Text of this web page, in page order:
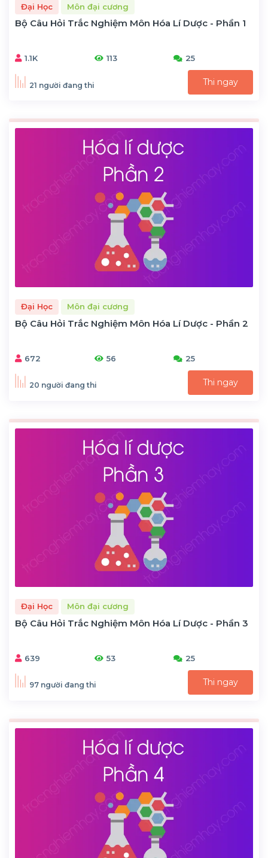
Đại Học Môn đại cương
Bộ Câu Hỏi Trắc Nghiệm Môn Hóa Lí Dược - Phần 1
1.1K 113 25
21 người đang thi Thi ngay
Đại Học Môn đại cương
Bộ Câu Hỏi Trắc Nghiệm Môn Hóa Lí Dược - Phần 2
672 56 25
20 người đang thi Thi ngay
Đại Học Môn đại cương
Bộ Câu Hỏi Trắc Nghiệm Môn Hóa Lí Dược - Phần 3
639 53 25
97 người đang thi Thi ngay